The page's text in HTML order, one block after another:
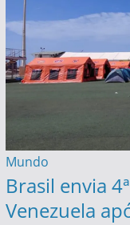
Mundo
Brasil envia
Venezuela